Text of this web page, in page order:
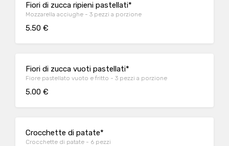
Fiori di zucca ripieni pastellati*
Mozzarella acciughe - 3 pezzi a porzione
5.50 €
Fiori di zucca vuoti pastellati*
Fiore pastellato vuoto e fritto - 3 pezzi a porzione
5.00 €
Crocchette di patate*
Crocchette di patate - 6 pezzi